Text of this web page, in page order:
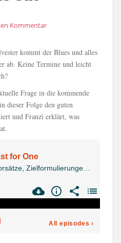
Kommentar
kommt der Blues und alles
ab. Keine Termine und leicht
Frage in die kommende
dieser Folge den guten
und Franzi erklärt, was